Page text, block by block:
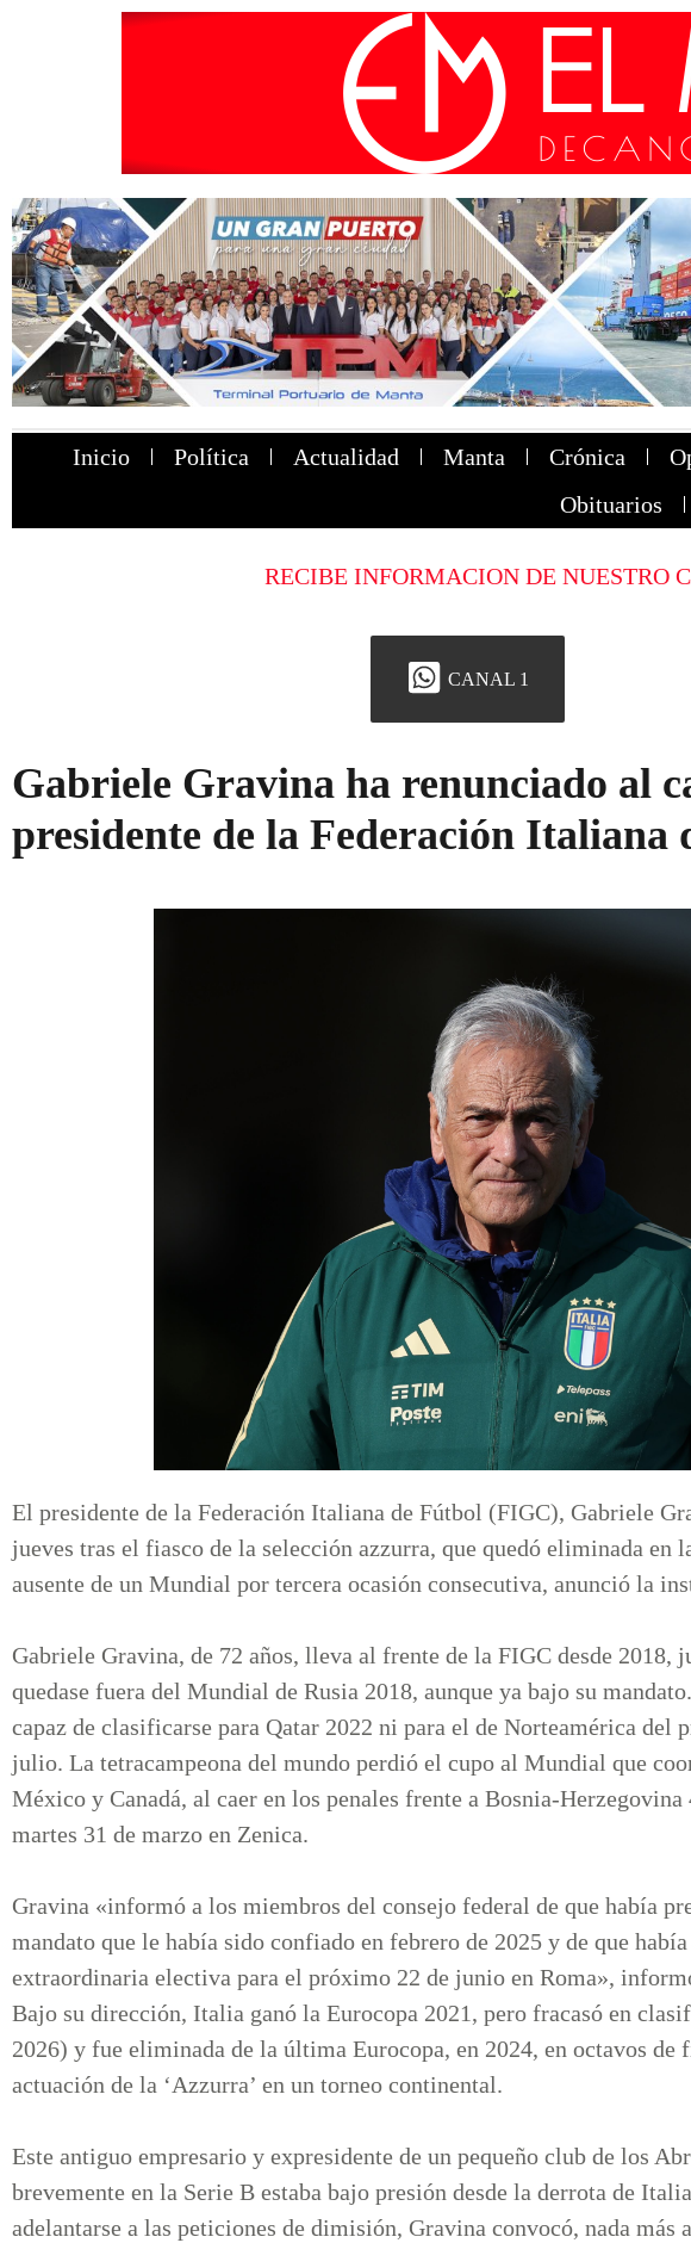
Inicio Política Actualidad Manta Crónica
Obituarios
RECIBE INFORMACION DE
CANAL 1
Gabriele Gravina ha renunciado al
presidente de la Federación Italiana
El presidente de la Federación Italiana de Fútbol (FIGC), Gabriele
jueves tras el fiasco de la selección azzurra, que quedó eliminada en
ausente de un Mundial por tercera ocasión consecutiva, anunció la
Gabriele Gravina, de 72 años, lleva al frente de la FIGC desde 2018,
quedase fuera del Mundial de Rusia 2018, aunque ya bajo su
capaz de clasificarse para Qatar 2022 ni para el de Norteamérica del
julio. La tetracampeona del mundo perdió el cupo al Mundial que
México y Canadá, al caer en los penales frente a Bosnia-
martes 31 de marzo en Zenica.
Gravina «informó a los miembros del consejo federal de que había
mandato que le había sido confiado en febrero de 2025 y de que
extraordinaria electiva para el próximo 22 de junio en Roma»,
Bajo su dirección, Italia ganó la Eurocopa 2021, pero fracasó en
2026) y fue eliminada de la última Eurocopa, en 2024, en octavos de
actuación de la ‘Azzurra’ en un torneo continental.
Este antiguo empresario y expresidente de un pequeño club de los
brevemente en la Serie B estaba bajo presión desde la derrota de
adelantarse a las peticiones de dimisión, Gravina convocó, nada más